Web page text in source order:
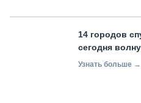
14 городов
сегодня
Узнать больше →